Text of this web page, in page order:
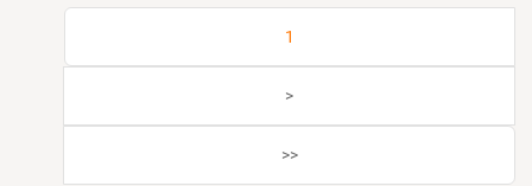
1
>
>>